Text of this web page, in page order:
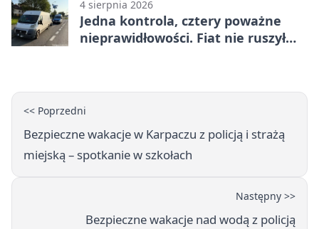
4 sierpnia 2026
Jedna kontrola, cztery poważne
nieprawidłowości. Fiat nie ruszył
<< Poprzedni
Bezpieczne wakacje w Karpaczu z policją i strażą
miejską – spotkanie w szkołach
Następny >>
Bezpieczne wakacje nad wodą z policją